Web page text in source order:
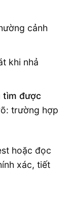
cảnh
khi nhả
tìm được
trường hợp
hoặc đọc
xác, tiết